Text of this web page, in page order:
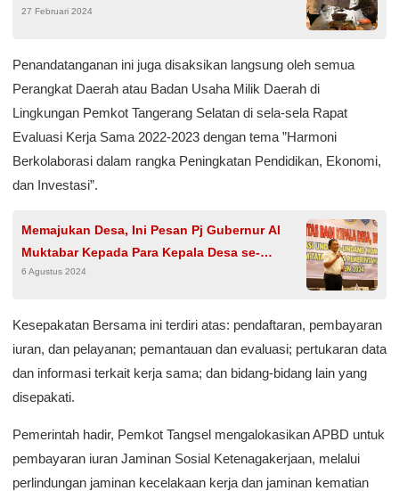
Brawijaya Hospital Tangerang
27 Februari 2024
Penandatanganan ini juga disaksikan langsung oleh semua
Perangkat Daerah atau Badan Usaha Milik Daerah di
Lingkungan Pemkot Tangerang Selatan di sela-sela Rapat
Evaluasi Kerja Sama 2022-2023 dengan tema ”Harmoni
Berkolaborasi dalam rangka Peningkatan Pendidikan, Ekonomi,
dan Investasi”.
Memajukan Desa, Ini Pesan Pj Gubernur Al
Muktabar Kepada Para Kepala Desa se-
Provinsi Banten
6 Agustus 2024
Kesepakatan Bersama ini terdiri atas: pendaftaran, pembayaran
iuran, dan pelayanan; pemantauan dan evaluasi; pertukaran data
dan informasi terkait kerja sama; dan bidang-bidang lain yang
disepakati.
Pemerintah hadir, Pemkot Tangsel mengalokasikan APBD untuk
pembayaran iuran Jaminan Sosial Ketenagakerjaan, melalui
perlindungan jaminan kecelakaan kerja dan jaminan kematian